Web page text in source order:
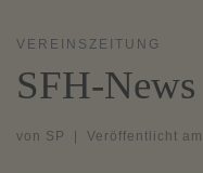
VEREINSZEITUNG
SFH-
von SP Veröffentlicht am